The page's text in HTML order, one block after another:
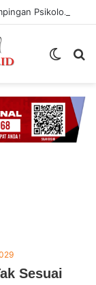
Polres Tabanan Beri Bantuan Dan Pendampingan Psikologis
Switch
Sesuai